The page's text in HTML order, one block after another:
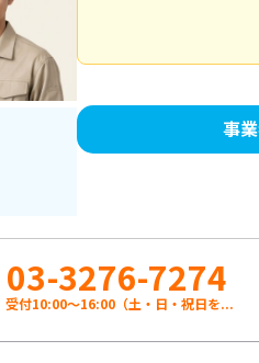
事
03-3276-7274
受付10:00〜16:00（土・日・祝日を...